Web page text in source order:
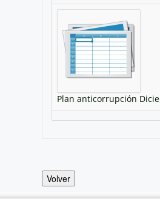
Plan anticorrupción
Volver